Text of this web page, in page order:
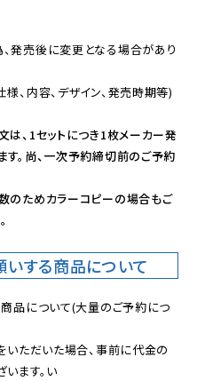
発売後に変更となる場合があり
内容、デザイン、発売時期等)
、1セットにつき1枚メーカー発
。尚、一次予約締切前のご予約
のためカラーコピーの場合もご
する商品について
品について(大量のご予約につ
ただいた場合、事前に代金の
ます。い